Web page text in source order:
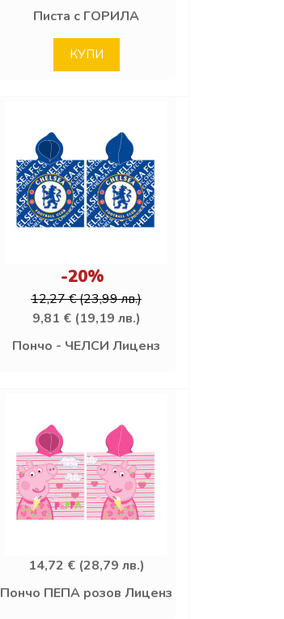
Писта с ГОРИЛА
КУПИ
-20%
12,27 € (23,99 лв.)
9,81 € (19,19 лв.)
Пончо - ЧЕЛСИ Лиценз
14,72 € (28,79 лв.)
Пончо ПЕПА розов Лиценз